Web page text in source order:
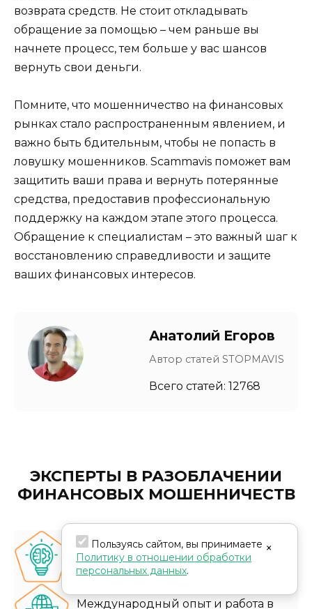
возврата средств. Не стоит откладывать
обращение за помощью – чем раньше вы
начнете процесс, тем больше у вас шансов
вернуть свои деньги.
Помните, что мошенничество на финансовых
рынках стало распространенным явлением, и
важно быть бдительным, чтобы не попасть в
ловушку мошенников. Scammavis поможет вам
защитить ваши права и вернуть потерянные
средства, предоставив профессиональную
поддержку на каждом этапе этого процесса.
Обращение к специалистам – это важный шаг к
восстановлению справедливости и защите
ваших финансовых интересов.
Анатолий Егоров
Автор статей STOPMAVIS
Всего статей: 12768
ЭКСПЕРТЫ В РАЗОБЛАЧЕНИИ
ФИНАНСОВЫХ МОШЕННИЧЕСТВ
Глубокие знания и экспертиза
Международный опыт и работа в
×
Пользуясь сайтом, вы принимаете
Политику в отношении обработки
персональных данных.